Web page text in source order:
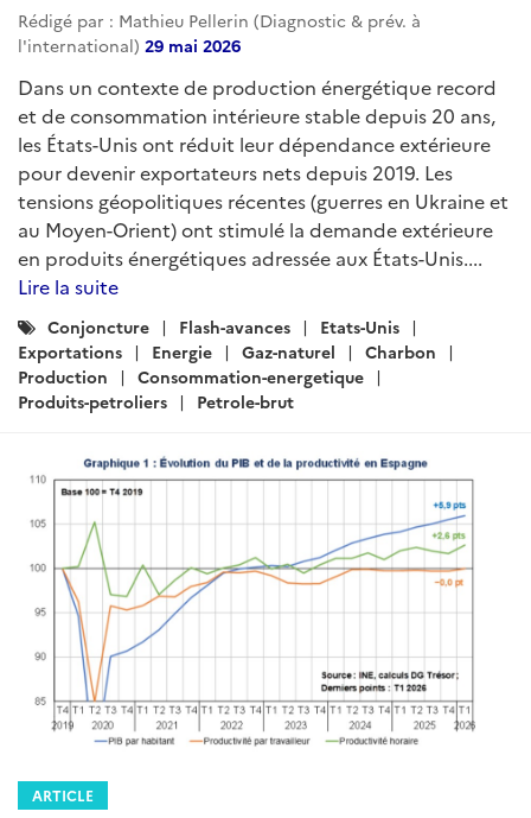
Rédigé par : Mathieu Pellerin (Diagnostic & prév. à
l'international) 29 mai 2026
Dans un contexte de production énergétique record
et de consommation intérieure stable depuis 20 ans,
les États-Unis ont réduit leur dépendance extérieure
pour devenir exportateurs nets depuis 2019. Les
tensions géopolitiques récentes (guerres en Ukraine et
au Moyen-Orient) ont stimulé la demande extérieure
en produits énergétiques adressée aux États-Unis....
Lire la suite
Catégories
:
Conjoncture Flash-avances
Etats-Unis
Exportations
Energie Gaz-naturel
Charbon
Production
Consommation-energetique
Produits-petroliers
Petrole-brut
ARTICLE